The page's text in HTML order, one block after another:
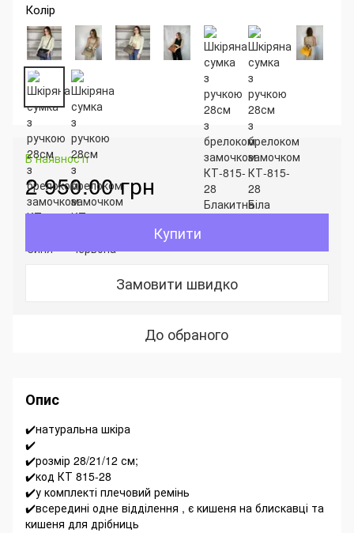
Колір
В наявності
2 950.00 грн
Купити
Замовити швидко
До обраного
Опис
✔️натуральна шкіра
✔️
✔️розмір 28/21/12 см;
✔️код КТ 815-28
✔️у комплекті плечовий ремінь
✔️всередині одне відділення , є кишеня на блискавці та
кишеня для дрібниць